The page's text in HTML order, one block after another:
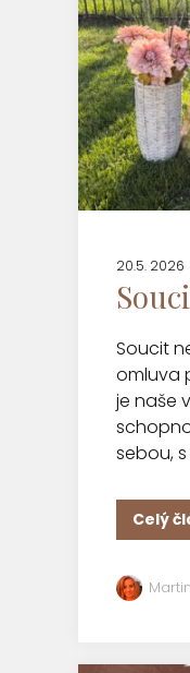
20.5. 2026
Soucit
omluva
je naše
sebou,
Celý